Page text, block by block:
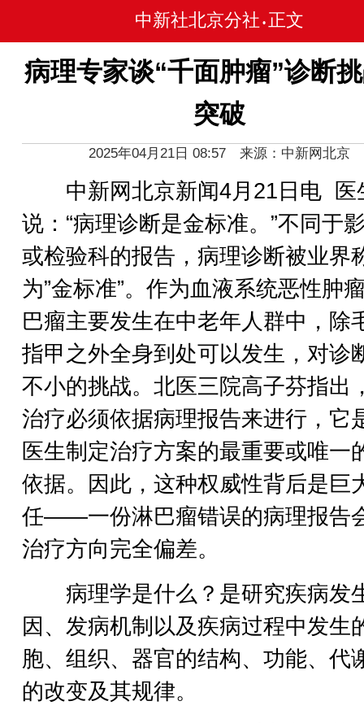
中新社北京分社 • 正文
病理专家谈“千面肿瘤”诊断
突破
2025年04月21日 08:57 来源：中新网北京
中新网北京新闻4月21日电 医
说：“病理诊断是金标准。”不同于
或检验科的报告，病理诊断被业界
为”金标准”。作为血液系统恶性肿
巴瘤主要发生在中老年人群中，除
指甲之外全身到处可以发生，对诊
不小的挑战。北医三院高子芬指出
治疗必须依据病理报告来进行，它
医生制定治疗方案的最重要或唯一
依据。因此，这种权威性背后是巨
任——一份淋巴瘤错误的病理报告
治疗方向完全偏差。
病理学是什么？是研究疾病发
因、发病机制以及疾病过程中发生
胞、组织、器官的结构、功能、代
的改变及其规律。